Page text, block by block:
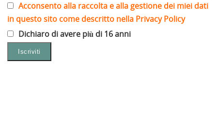
Acconsento alla raccolta e alla gestione dei miei dati
in questo sito come descritto nella Privacy Policy
Dichiaro di avere più di 16 anni